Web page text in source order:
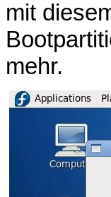
mit
mehr.